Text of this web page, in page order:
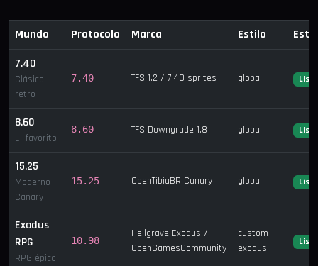
Mundo Protocolo Marca Estilo
7.40
Clásico
retro
7.40 TFS 1.2 / 7.40 sprites global Listo
8.60
El favorito
8.60 TFS Downgrade 1.8 global Listo
15.25
Moderno
Canary
15.25 OpenTibiaBR Canary global Listo
Exodus
RPG
RPG épico
10.98
Hellgrave Exodus /
OpenGamesCommunity
custom
exodus
Listo